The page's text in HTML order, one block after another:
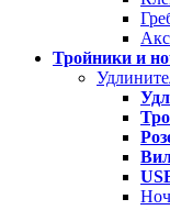
Тройники и